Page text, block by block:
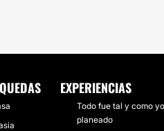
EXPERIENCIAS
Todo fue tal y como
planeado